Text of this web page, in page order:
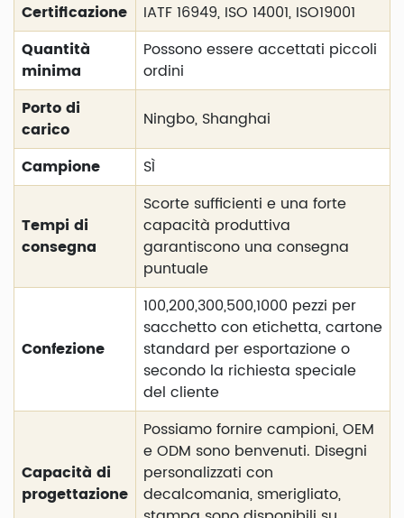
Certificazione
IATF 16949, ISO 14001, ISO19001
Quantità
minima
Possono essere accettati piccoli
ordini
Porto di
carico
Ningbo, Shanghai
Campione SÌ
Tempi di
consegna
Scorte sufficienti e una forte
capacità produttiva
garantiscono una consegna
puntuale
Confezione
100,200,300,500,1000 pezzi per
sacchetto con etichetta, cartone
standard per esportazione o
secondo la richiesta speciale
del cliente
Capacità di
progettazione
Possiamo fornire campioni, OEM
e ODM sono benvenuti. Disegni
personalizzati con
decalcomania, smerigliato,